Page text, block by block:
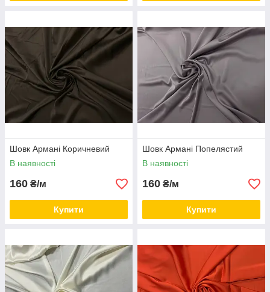
Шовк Армані Коричневий
В наявності
160 ₴/м
Купити
Шовк Армані Попелястий
В наявності
160 ₴/м
Купити